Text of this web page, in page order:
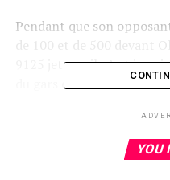
Pendant que son
de 100 et de 500 devant
9125 jetons, il n’est
du gars embêté. Son
YOU